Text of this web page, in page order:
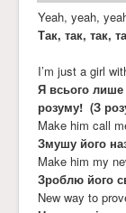
Yeah, yeah,
Так, так, так,
I’m just a girl
Я всього лише
розуму! (З
Make him call
Змушу його
Make him my
Зроблю його
New way to